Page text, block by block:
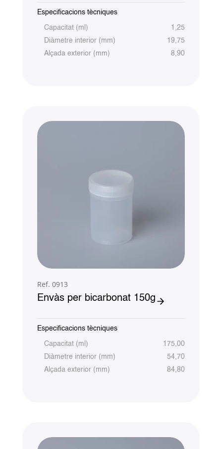
Especificacions tècniques
Capacitat (ml)
1,25
Diàmetre interior (mm)
19,75
Alçada exterior (mm)
8,90
Ref. 0913
Envàs per bicarbonat 150g
Especificacions tècniques
Capacitat (ml)
175,00
Diàmetre interior (mm)
54,70
Alçada exterior (mm)
84,80